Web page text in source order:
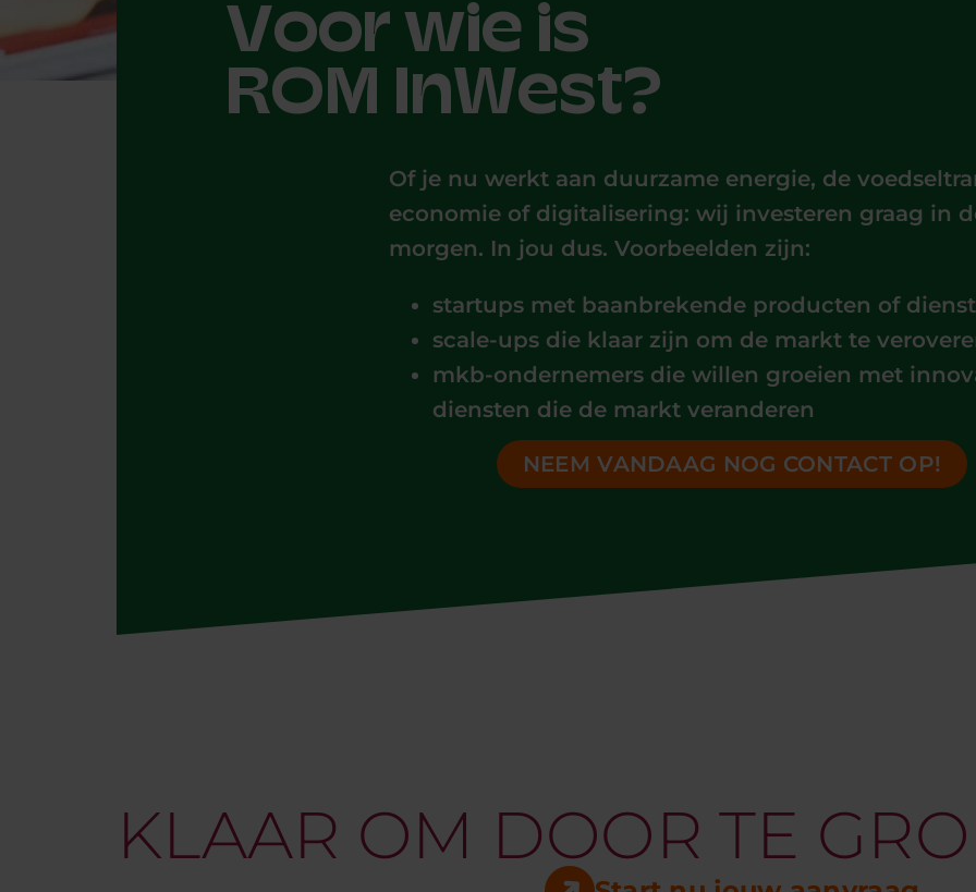
Voor wie is
ROM InWest?
Of je nu werkt aan duurzame energie, de
economie of digitalisering: wij investeren graag in
morgen. In jou dus. Voorbeelden zijn:
startups met baanbrekende producten of
scale-ups die klaar zijn om de markt te
mkb-ondernemers die willen groeien met
diensten die de markt veranderen
NEEM VANDAAG NOG CONTACT OP!
KLAAR OM DOOR TE